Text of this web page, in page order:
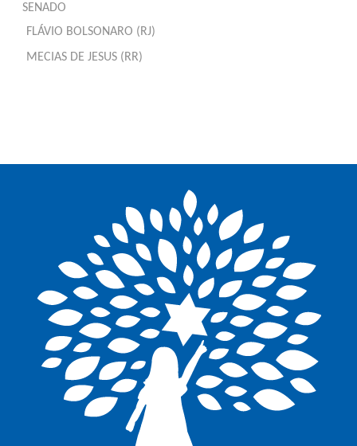
SENADO
FLÁVIO BOLSONARO (RJ)
MECIAS DE JESUS (RR)